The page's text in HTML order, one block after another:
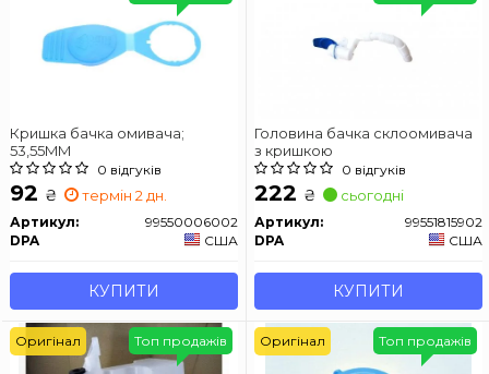
Кришка бачка омивача;
53,55MM
0 відгуків
92 ₴ термін 2 дн.
Артикул:
99550006002
DPA
США
КУПИТИ
Головина бачка склоомивача
з кришкою
0 відгуків
222 ₴ сьогодні
Артикул:
99551815902
DPA
США
КУПИТИ
Топ продажів
Оригінал Топ продажів
Оригінал